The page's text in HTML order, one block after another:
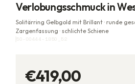
Verlobungsschmuck in
Solitärring Gelbgold mit Brillant · runde
Zargenfassung · schlichte Schiene
50-00444-1850_52
€419,00